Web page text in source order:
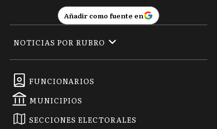
Añadir como fuente en
FUNCIONARIOS
MUNICIPIOS
SECCIONES ELECTORALES
NOTICIAS POR RUBRO